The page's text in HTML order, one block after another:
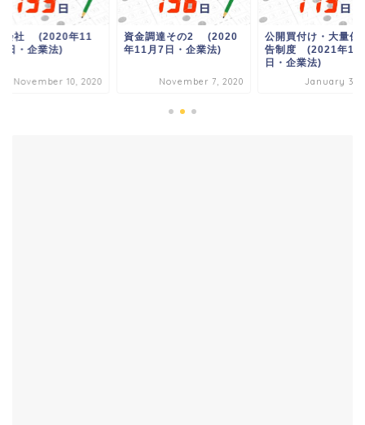
会社 (2020年11
日・企業法)
November 10, 2020
資金調達その2 (2020
年11月7日・企業法)
November 7, 2020
公開買付け・大量保
告制度 (2021年1
日・企業法)
January 30,